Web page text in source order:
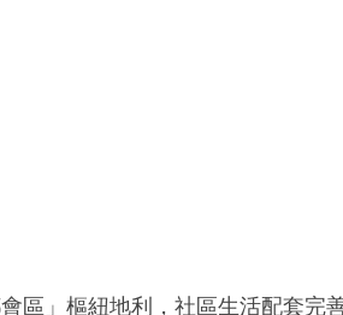
區」樞紐地利，社區生活配套完